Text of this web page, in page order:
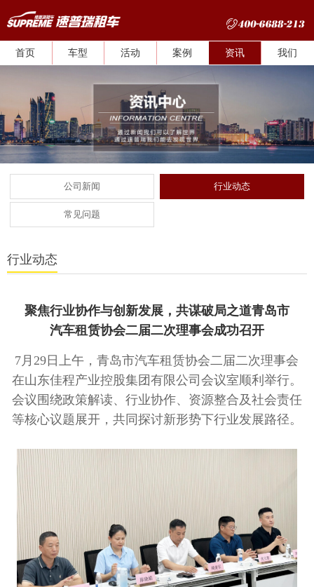
首页 车型 活动 案例 资讯 我们
公司新闻 行业动态
常见问题
行业动态
聚焦行业协作与创新发展，共谋破局之道青岛市
汽车租赁协会二届二次理事会成功召开
7月29日上午，青岛市汽车租赁协会二届二次理事会
在山东佳程产业控股集团有限公司会议室顺利举行。
会议围绕政策解读、行业协作、资源整合及社会责任
等核心议题展开，共同探讨新形势下行业发展路径。